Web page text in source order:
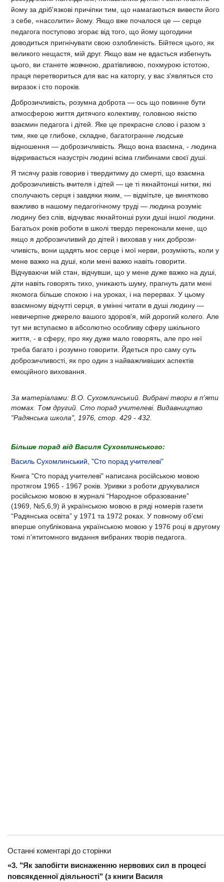
йому за дріб'язкові причіпки тим, що намагаються вивести його
з себе, «насолити» йому. Якщо вже почалося це — серце
педагога поступово згорає від того, що йому щогодини
доводиться пригнічувати свою озлобленість. Бійтеся цього, як
великого нещастя, мій друг. Якщо вам не вдасться избегнуть
цього, ви станете жовчною, дратівливою, похмурою істотою,
праця перетвориться для вас на каторгу, у вас з'являться сто
виразок і сто пороків.
Доброзичливість, розумна доброта — ось що повинне бути
атмосферою життя дитячого колективу, головною якістю
взаємин педагога і дітей. Яке це прекрасне слово і разом з
тим, яке це глибоке, складне, багатогранне людське
відношення — доброзичливість. Якщо вона взаємна, - людина
відкривається назустріч людині всіма глибинами своєї душі.
Я тисячу разів говорив і твердитиму до смерті, що взаємна
доброзичливість вчителя і дітей — це ті якнайтонші нитки, які
сполучають серця і завдяки яким, — відмітьте, це винятково
важливо в нашому педагогічному труді — людина розуміє
людину без слів, відчуває якнайтонші рухи душі іншої людини.
Багатьох років роботи в школі твердо переконали мене, що
якщо я доброзичливий до дітей і виховав у них добрози-
чливість, вони щадять моє серце і мої нерви, розуміють, коли у
мене важко на душі, коли мені важко навіть говорити.
Відчуваючи мій стан, відчувши, що у мене дуже важко на душі,
діти навіть говорять тихо, уникають шуму, прагнуть дати мені
якомога більше спокою і на уроках, і на перервах. У цьому
взаємному відчутті серця, в умінні читати в душі людину —
невичерпне джерело вашого здоров'я, мій дорогий колего. Але
тут ми вступаємо в абсолютно особливу сферу шкільного
життя, - в сферу, про яку дуже мало говорять, але про неї
треба багато і розумно говорити. Йдеться про саму суть
доброзичливості, як про один з найважливіших аспектів
емоційного виховання.
За матеріалами: В.О. Сухомлинський. Вибрані твори в п'яти
томах. Том другий. Сто порад учителеві. Видавництво
"Радянська школа", 1976, стор. 429 - 432.
Більше порад від Василя Сухомлинського:
Василь Сухомлинський, "Сто порад учителеві"
Книга "Сто порад учителеві" написана російською мовою
протягом 1965 - 1967 років. Уривки з роботи друкувалися
російською мовою в журналі “Народное образование”
(1969, №5,6,9) й українською мовою в ряді номерів газети
“Радянська освіта” у 1971 та 1972 роках. У повному об’ємі
вперше опублікована українською мовою у 1976 році в другому
томі п’ятитомного видання вибраних творів педагога.
Останні коментарі до сторінки
«3. "Як запобігти виснаженню нервових сил в процесі
повсякденної діяльності" (з книги Василя